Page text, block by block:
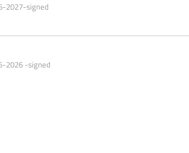
2027-signed
2026 -signed